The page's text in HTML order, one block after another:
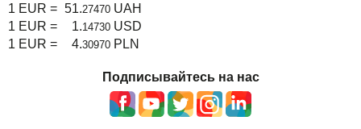
1 EUR = 51.27470 UAH
1 EUR =
1.14730 USD
1 EUR =
4.30970 PLN
Подписывайтесь на нас